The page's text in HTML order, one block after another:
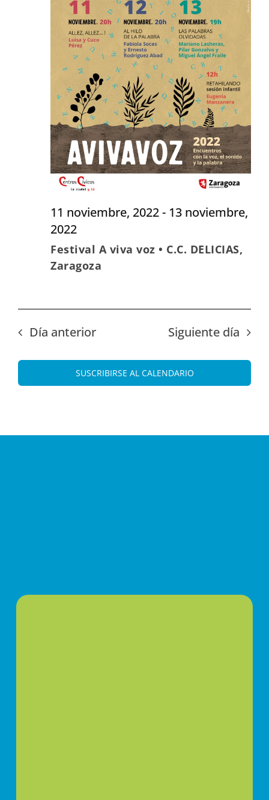
11 noviembre, 2022- 13 noviembre,
2022
Festival A viva voz • C.C. DELICIAS,
Zaragoza
Día anterior Siguiente día
SUSCRIBIRSE AL CALENDARIO